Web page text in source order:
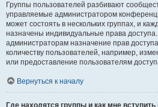
Группы пользователей разбивают
управляемые администратором
может состоять в нескольких группах, и
назначены индивидуальные права
администраторам назначение прав
количеству пользователей, например,
или предоставление пользователям
Вернуться к началу
Где находятся группы и как мне вступить